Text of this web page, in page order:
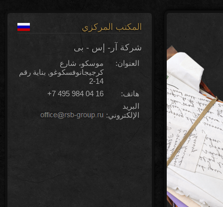
المكتب المركزي
شركة آر- إس - بى
العنوان:
موسكو، شارع
كرجيجانوفسكوغو, بناية رقم
14-2
هاتف:
+7 495 984 04 16
البريد
الإلكتروني: